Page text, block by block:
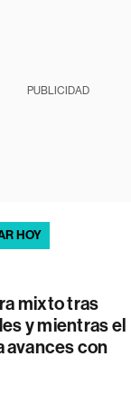
PUBLICIDAD
HOY
mixto tras
y mientras el
avances con